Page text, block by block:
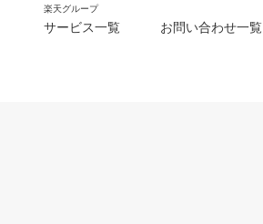
楽天グループ
サービス一覧 お問い合わせ一覧